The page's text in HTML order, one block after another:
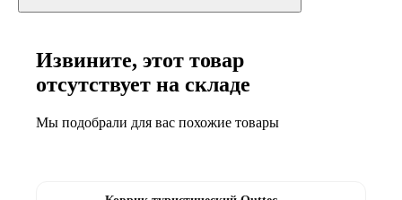
Извините, этот товар
отсутствует на складе
Мы подобрали для вас похожие товары